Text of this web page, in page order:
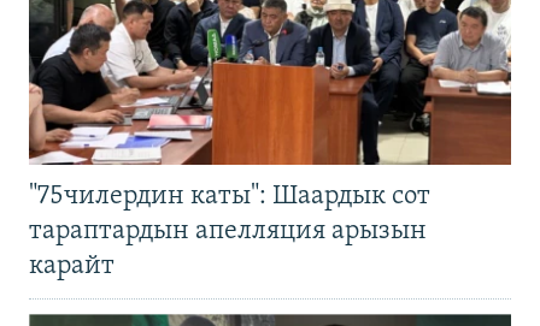
"75чилердин каты": Шаардык сот
тараптардын апелляция арызын
карайт